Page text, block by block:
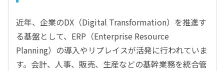
近年、企業のDX（Digital Transformation）を推進す
る基盤として、ERP（Enterprise Resource
Planning）の導入やリプレイスが活発に行われていま
す。会計、人事、販売、生産などの基幹業務を統合管